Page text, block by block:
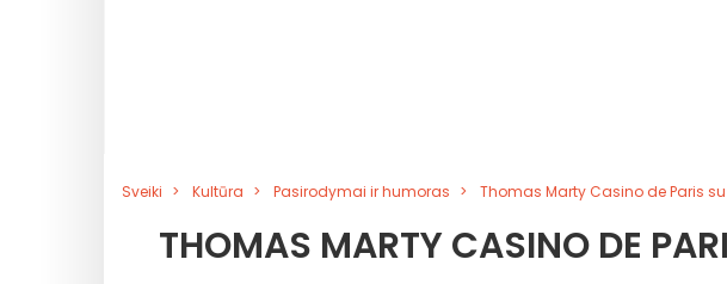
Sveiki Kultūra Pasirodymai ir humoras Thomas Marty Casino de Paris su
THOMAS MARTY CASINO DE